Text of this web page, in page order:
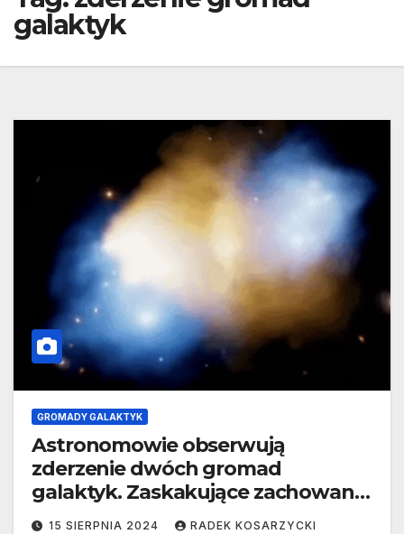
galaktyk
GROMADY GALAKTYK
Astronomowie obserwują
zderzenie dwóch gromad
galaktyk. Zaskakujące zachowanie
ciemnej materii
15 SIERPNIA 2024 RADEK KOSARZYCKI